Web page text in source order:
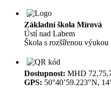
Základní škola Mírová
Ústí nad Labem
Škola s rozšířenou
Dostupnost: MHD
GPS: 50°40’59.223″N,